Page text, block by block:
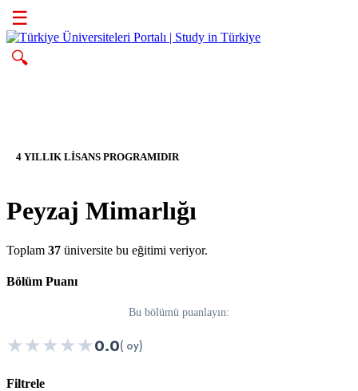
☰
🔍
4 YILLIK LİSANS PROGRAMIDIR
Peyzaj Mimarlığı
Toplam 37 üniversite bu eğitimi veriyor.
Bölüm Puanı
Bu bölümü puanlayın:
★★★★★0.0( oy)
Filtrele